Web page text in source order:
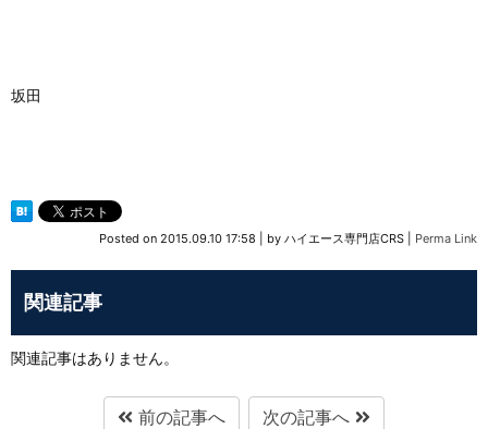
坂田
Posted on 2015.09.10 17:58 by ハイエース専門店CRS Perma Link
関連記事
関連記事はありません。
前の記事へ 次の記事へ